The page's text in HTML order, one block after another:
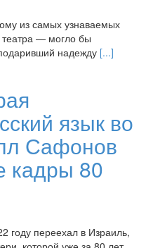
из самых узнаваемых
театра — могло бы
надежду [...]
язык во
Сафонов
кадры 80
году переехал в Израиль,